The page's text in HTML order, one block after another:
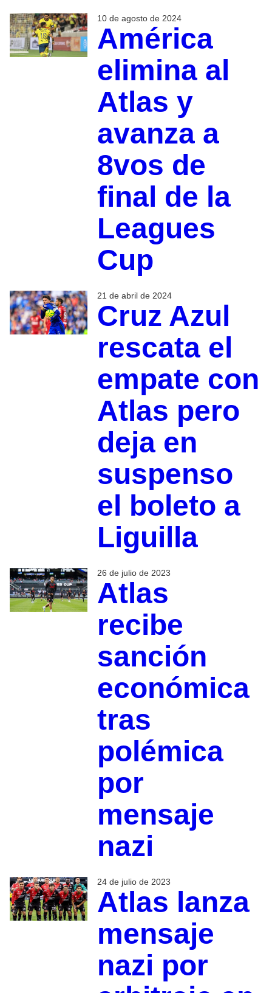
10 de agosto de 2024
América
elimina al
Atlas y
avanza a
8vos de
final de la
Leagues
Cup
21 de abril de 2024
Cruz Azul
rescata el
empate con
Atlas pero
deja en
suspenso
el boleto a
Liguilla
26 de julio de 2023
Atlas
recibe
sanción
económica
tras
polémica
por
mensaje
nazi
24 de julio de 2023
Atlas lanza
mensaje
nazi por